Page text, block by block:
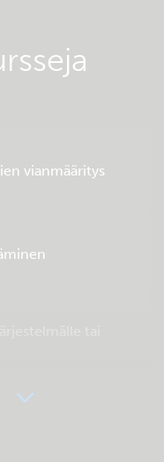
vianmääritys